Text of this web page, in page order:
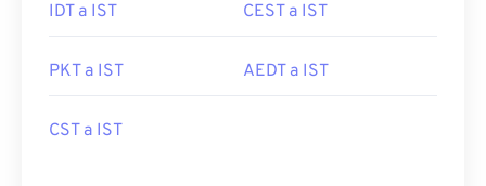
IDT a IST CEST a IST
PKT a IST AEDT a IST
CST a IST